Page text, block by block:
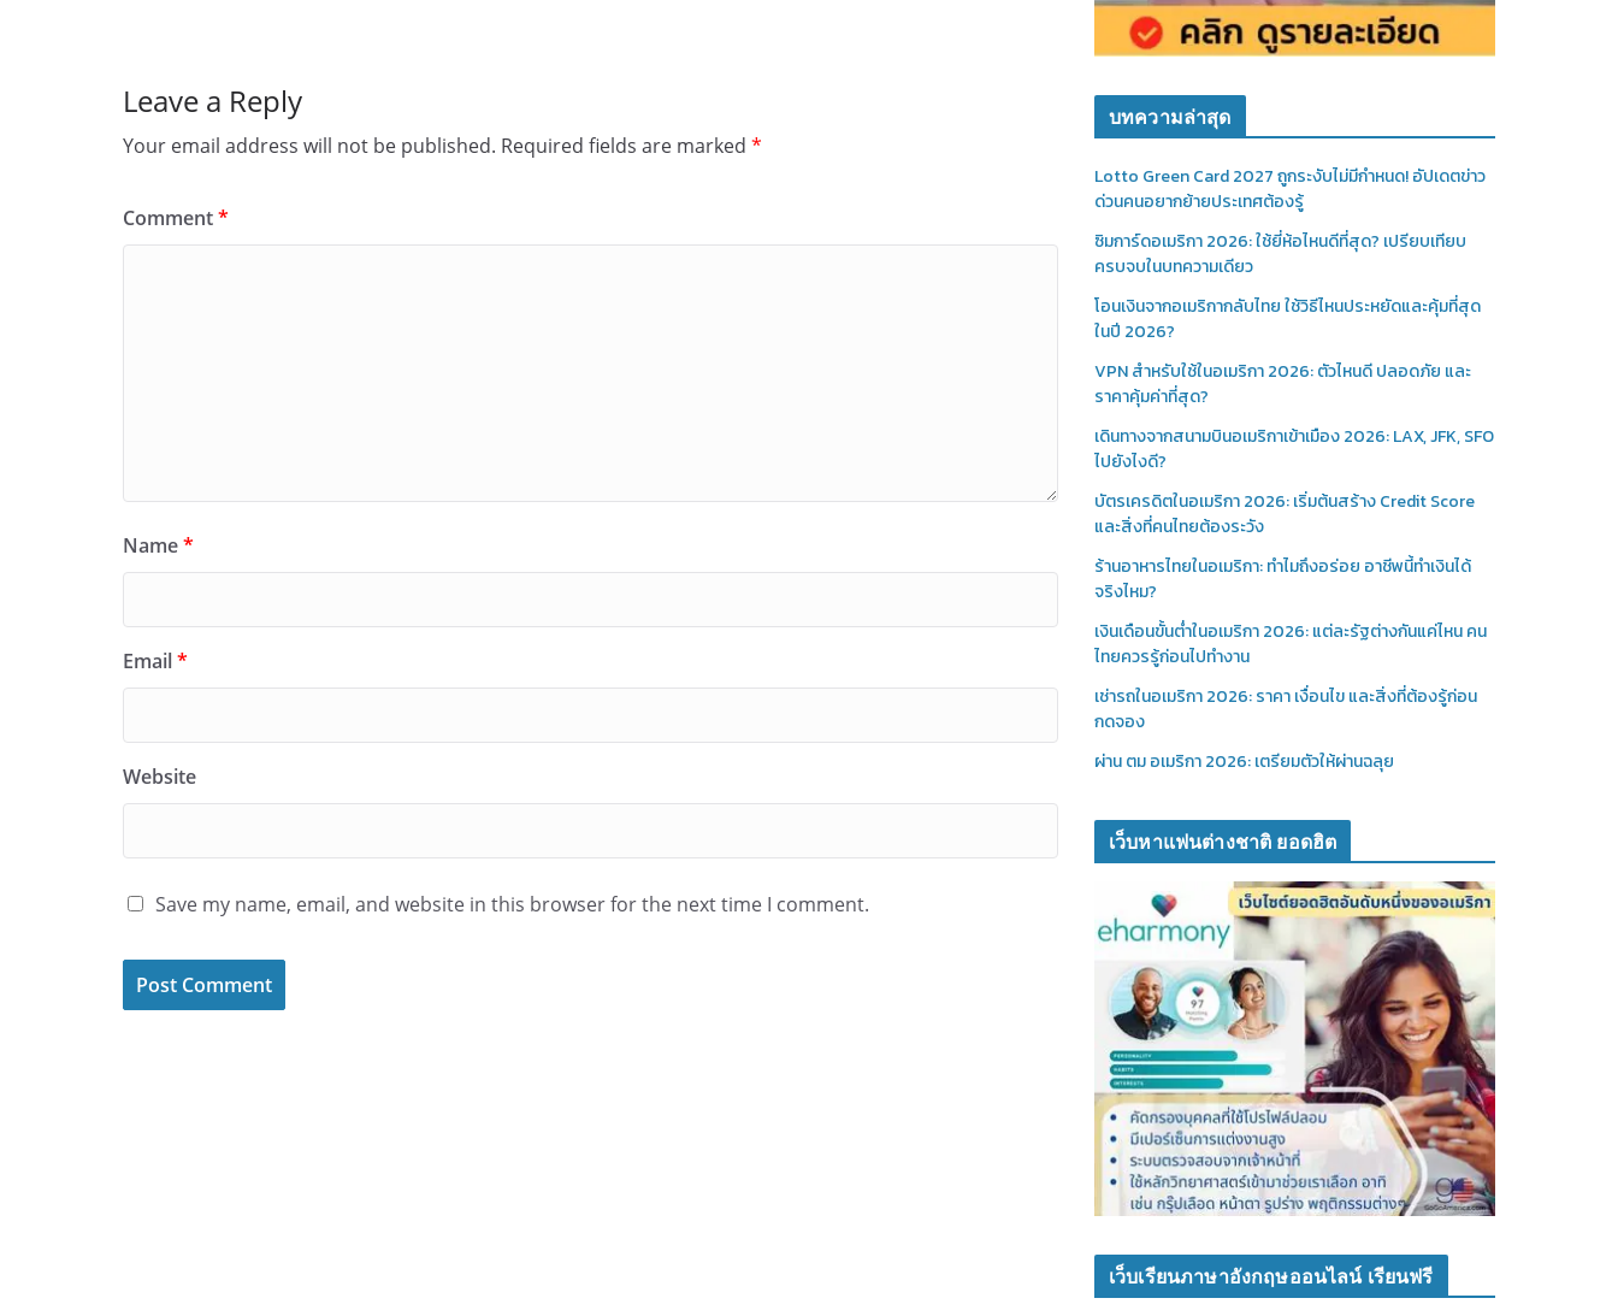
Leave a Reply
Your email address will not be published. Required fields are marked *
Comment*
Name*
Email*
Website
Save my name, email, and website in this browser for the next time I comment.
บทความล่าสุด
Lotto Green Card 2027 ถูกระงับไม่มีกำหนด! อัปเดตข่าว
ด่วนคนอยากย้ายประเทศต้องรู้
ซิมการ์ดอเมริกา 2026: ใช้ยี่ห้อไหนดีที่สุด? เปรียบเทียบ
ครบจบในบทความเดียว
โอนเงินจากอเมริกากลับไทย ใช้วิธีไหนประหยัดและคุ้มที่สุด
ในปี 2026?
VPN สำหรับใช้ในอเมริกา 2026: ตัวไหนดี ปลอดภัย และ
ราคาคุ้มค่าที่สุด?
เดินทางจากสนามบินอเมริกาเข้าเมือง 2026: LAX, JFK, SFO
ไปยังไงดี?
บัตรเครดิตในอเมริกา 2026: เริ่มต้นสร้าง Credit Score
และสิ่งที่คนไทยต้องระวัง
ร้านอาหารไทยในอเมริกา: ทำไมถึงอร่อย อาชีพนี้ทำเงินได้
จริงไหม?
เงินเดือนขั้นต่ำในอเมริกา 2026: แต่ละรัฐต่างกันแค่ไหน คน
ไทยควรรู้ก่อนไปทำงาน
เช่ารถในอเมริกา 2026: ราคา เงื่อนไข และสิ่งที่ต้องรู้ก่อน
กดจอง
ผ่าน ตม อเมริกา 2026: เตรียมตัวให้ผ่านฉลุย
เว็บหาแฟนต่างชาติ ยอดฮิต
เว็บเรียนภาษาอังกฤษออนไลน์ เรียนฟรี